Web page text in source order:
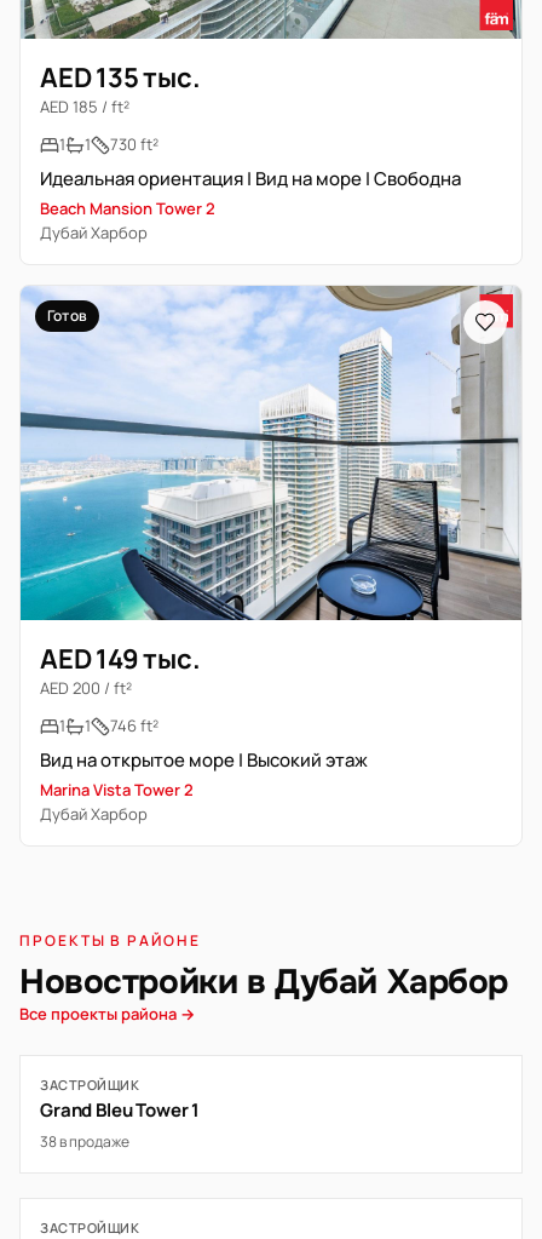
AED 135 тыс.
AED 185 / ft²
1
1 730 ft²
Идеальная ориентация | Вид на море | Свободна
Beach Mansion Tower 2
Дубай Харбор
Готов
AED 149 тыс.
AED 200 / ft²
1
1 746 ft²
Вид на открытое море | Высокий этаж
Marina Vista Tower 2
Дубай Харбор
ПРОЕКТЫ В РАЙОНЕ
Новостройки в Дубай Харбор
Все проекты района →
ЗАСТРОЙЩИК
Grand Bleu Tower 1
38 в продаже
ЗАСТРОЙЩИК